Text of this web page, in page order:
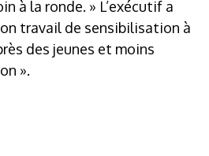
à la ronde. » L’exécutif a
travail de sensibilisation à
des jeunes et moins
».